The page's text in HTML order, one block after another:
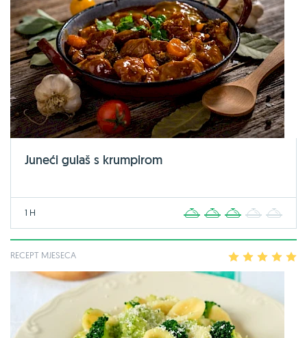
Juneći gulaš s krumpirom
1 H 2 3 4
RECEPT MJESECA 2 3 4